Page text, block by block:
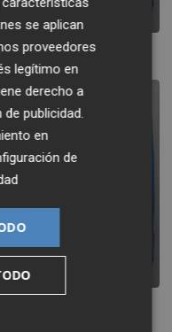
se aplican
proveedores
legítimo en
derecho a
de publicidad.
en
de